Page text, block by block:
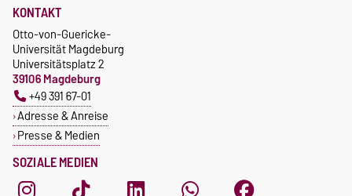
SOZIALE MEDIEN
KONTAKT
Otto-von-Guericke-
Universität Magdeburg
Universitätsplatz 2
39106 Magdeburg
+49 391 67-01
Adresse & Anreise
Presse & Medien